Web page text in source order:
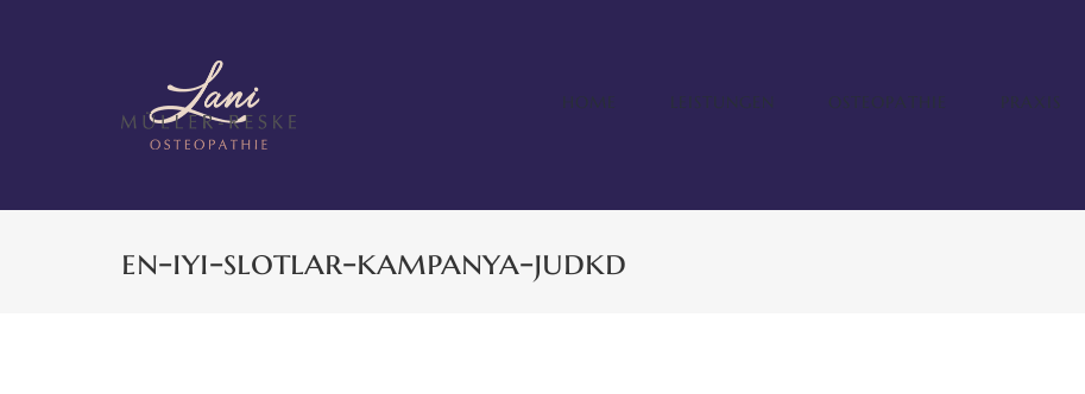
HOME LEISTUNGEN OSTEOPATHIE PRAXIS
en-iyi-slotlar-kampanya-judkd